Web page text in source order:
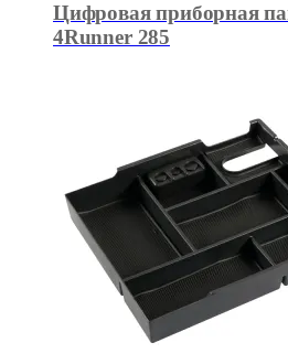
Цифровая приборная
4Runner 285